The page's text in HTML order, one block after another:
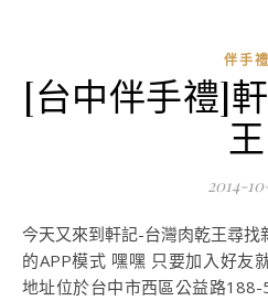
伴手禮
[台中伴手禮]
王
2014-
今天又來到軒記-台灣肉乾王尋找新奇的活動了 聽說結合了line
的APP模式 嘿嘿 只要加入好友
地址位於台中市西區公益路